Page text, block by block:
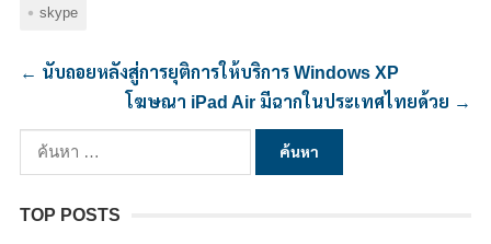
skype
← นับถอยหลังสู่การยุติการให้บริการ Windows XP
โฆษณา iPad Air มีฉากในประเทศไทยด้วย →
ค้นหา
สำหรับ:
TOP POSTS